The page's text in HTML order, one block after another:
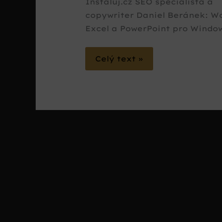
copywriter Daniel Beránek:
Excel a PowerPoint pro
Celý text »